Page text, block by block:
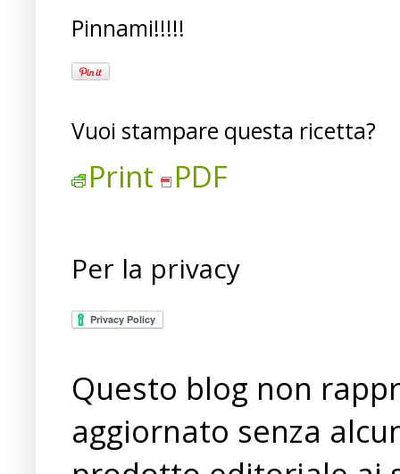
Pinnami!!!!!
Vuoi stampare questa ricetta?
Print PDF
Per la privacy
Questo blog non
aggiornato senza